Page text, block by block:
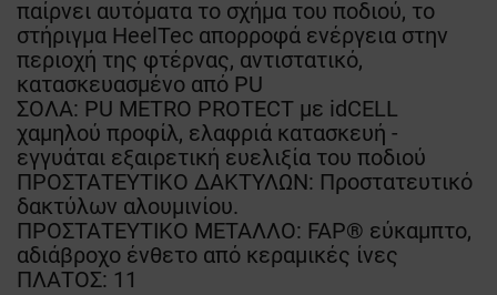
παίρνει αυτόματα το σχήμα του ποδιού, το
στήριγμα HeelTec απορροφά ενέργεια στην
περιοχή της φτέρνας, αντιστατικό,
κατασκευασμένο από PU
ΣΟΛΑ: PU METRO PROTECT με idCELL
χαμηλού προφίλ, ελαφριά κατασκευή -
εγγυάται εξαιρετική ευελιξία του ποδιού
ΠΡΟΣΤΑΤΕΥΤΙΚΟ ΔΑΚΤΥΛΩΝ: Προστατευτικό
δακτύλων αλουμινίου.
ΠΡΟΣΤΑΤΕΥΤΙΚΟ ΜΕΤΑΛΛΟ: FAP® εύκαμπτο,
αδιάβροχο ένθετο από κεραμικές ίνες
ΠΛΑΤΟΣ: 11